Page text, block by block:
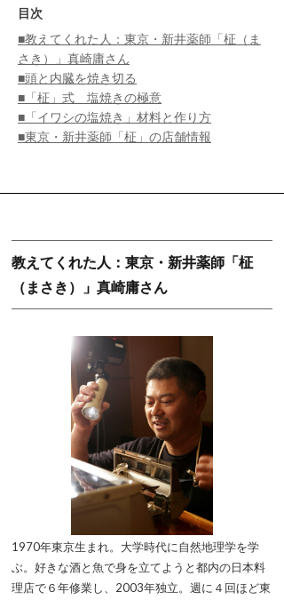
目次
■教えてくれた人：東京・新井薬師「柾（ま
さき）」真崎庸さん
■頭と内臓を焼き切る
■「柾」式 塩焼きの極意
■「イワシの塩焼き」材料と作り方
■東京・新井薬師「柾」の店舗情報
教えてくれた人：東京・新井薬師「柾
（まさき）」真崎庸さん
1970年東京生まれ。大学時代に自然地理学を学
ぶ。好きな酒と魚で身を立てようと都内の日本料
理店で６年修業し、2003年独立。週に４回ほど東